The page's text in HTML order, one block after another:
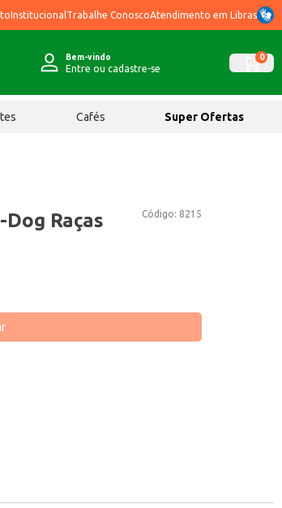
Institucional Trabalhe ConoscoAtendimento em Libras
Bem-vindo
Entre ou cadastre-se
0
Cafés Super Ofertas
Código: 8215
Raças